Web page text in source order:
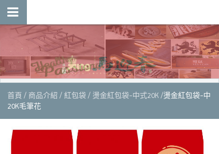
首頁 商品介紹 紅包袋 燙金紅包袋-中式20K 燙金紅包袋-中
20K毛筆花